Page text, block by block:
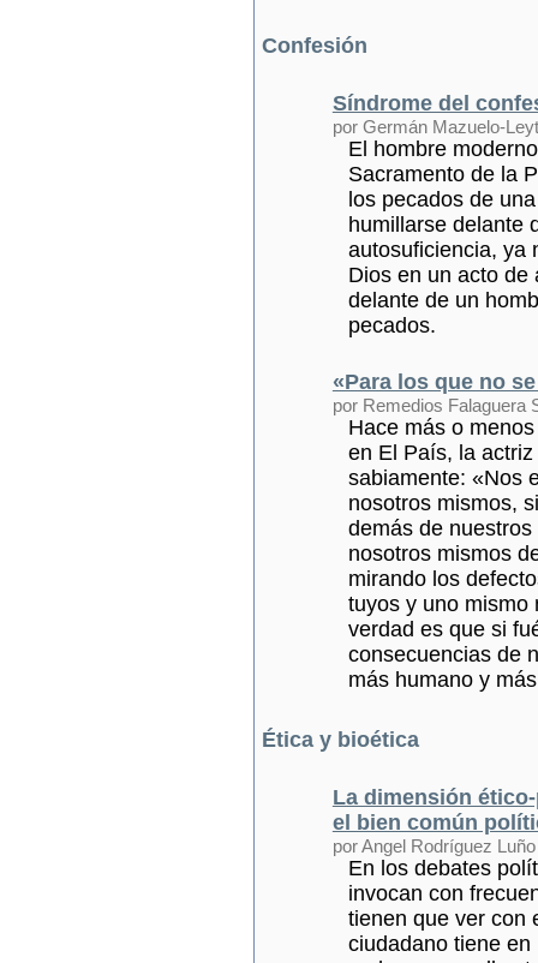
Confesión
Síndrome del
por Germán Mazuelo-
El hombre
Sacramento de la
los pecados de
humillarse delante
autosuficiencia, ya
Dios en un acto de
delante de un
pecados.
«Para los que no
por Remedios Falaguera
Hace más o
en El País, la
sabiamente: «Nos
nosotros mismos,
demás de
nosotros mismos
mirando los
tuyos y uno mismo
verdad es que si
consecuencias de
más humano y
Ética y bioética
La dimensión
el bien común
por Angel Rodríguez Luño
En los debates
invocan con
tienen que ver con
ciudadano tiene